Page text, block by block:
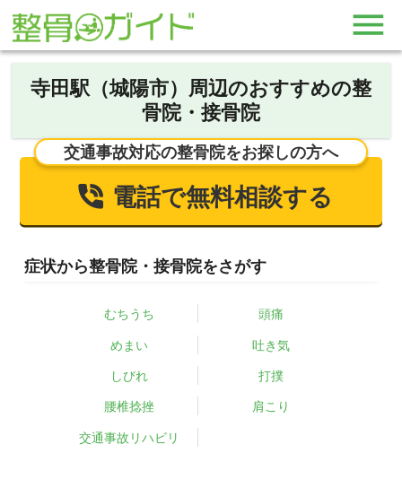
寺田駅（城陽市）周辺のおすすめの整
骨院・接骨院
交通事故対応の整骨院をお探しの方へ
電話で無料相談する
症状から整骨院・接骨院をさがす
むちうち 頭痛
めまい 吐き気
しびれ 打撲
腰椎捻挫 肩こり
交通事故リハビリ